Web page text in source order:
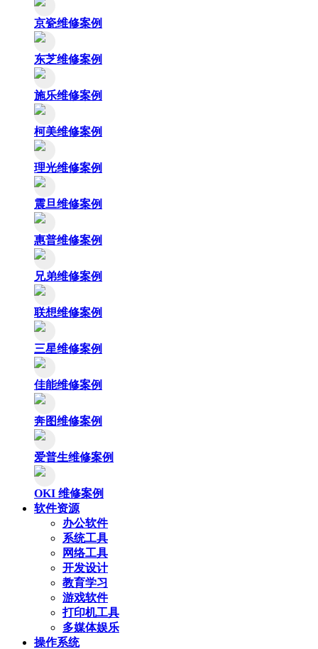
京瓷维修案例
东芝维修案例
施乐维修案例
柯美维修案例
理光维修案例
震旦维修案例
惠普维修案例
兄弟维修案例
联想维修案例
三星维修案例
佳能维修案例
奔图维修案例
爱普生维修案例
OKI 维修案例
软件资源
办公软件
系统工具
网络工具
开发设计
教育学习
游戏软件
打印机工具
多媒体娱乐
操作系统